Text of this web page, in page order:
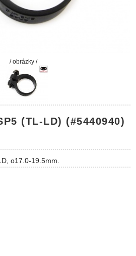
/ obrázky /
(TL-LD) (#5440940)
o17.0-19.5mm.